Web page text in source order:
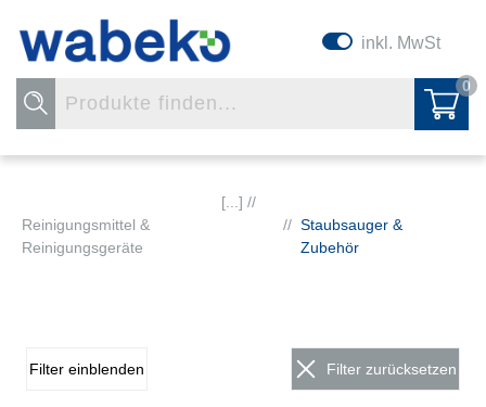
inkl. MwSt
0
[...] //
Reinigungsmittel &
Reinigungsgeräte
// Staubsauger &
Zubehör
Filter einblenden Filter zurücksetzen